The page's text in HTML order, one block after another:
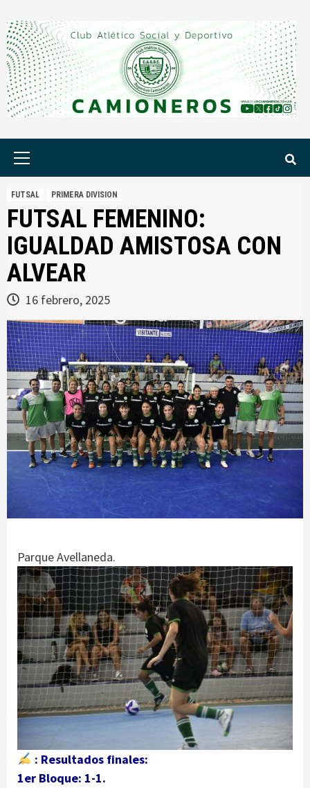
al
contenido
FUTSAL PRIMERA DIVISION
FUTSAL FEMENINO:
IGUALDAD AMISTOSA CON
ALVEAR
16 febrero, 2025
Parque Avellaneda.
: Resultados finales:
1er Bloque: 1-1.